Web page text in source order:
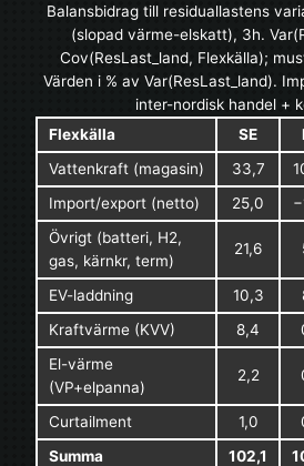
Balansbidrag till residuallastens
(slopad värme-elskatt), 3h.
Cov(ResLast_land, Flexkälla);
Värden i % av Var(ResLast_land).
inter-nordisk handel +
Flexkälla
SE
Vattenkraft (magasin)
33,7
Import/export (netto)
25,0
Övrigt (batteri, H2,
gas, kärnkr, term)
21,6
EV-laddning 10,3
Kraftvärme (KVV)
8,4
El-värme
(VP+elpanna)
2,2
Curtailment 1,0
Summa
102,1